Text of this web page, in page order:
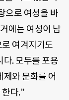
으로 여성을 바
에는 여성이 남
여겨지기도
다. 모두를 포용
와 문화를 어
다.”